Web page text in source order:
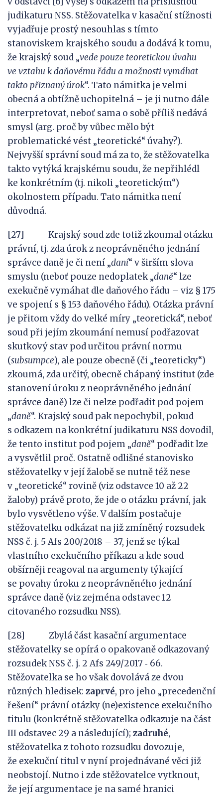
judikaturu NSS. Stěžovatelka v kasační stížnosti
vyjadřuje prostý nesouhlas s tímto
stanoviskem krajského soudu a dodává k tomu,
že krajský soud „vede pouze teoretickou úvahu
ve vztahu kdaňovému řádu a možnosti vymáhat
takto přiznaný úrok“. Tato námitka je velmi
obecná a obtížně uchopitelná – je ji nutno dále
interpretovat, neboť sama o sobě příliš nedává
smysl (arg. proč by vůbec mělo být
problematické vést „teoretické“ úvahy?).
Nejvyšší správní soud má za to, že stěžovatelka
takto vytýká krajskému soudu, že nepřihlédl
ke konkrétním (tj. nikoli „teoretickým“)
okolnostem případu. Tato námitka není
důvodná.
[27] Krajský soud zde totiž zkoumal otázku
právní, tj. zda úrok z neoprávněného jednání
správce daně je či není „daní“ v širším slova
smyslu (neboť pouze nedoplatek „daně“ lze
exekučně vymáhat dle daňového řádu – viz § 175
ve spojení s § 153 daňového řádu). Otázka právní
je přitom vždy do velké míry „teoretická“, neboť
soud při jejím zkoumání nemusí podřazovat
skutkový stav pod určitou právní normu
(subsumpce), ale pouze obecně (či „teoreticky“)
zkoumá, zda určitý, obecně chápaný institut (zde
stanovení úroku z neoprávněného jednání
správce daně) lze či nelze podřadit pod pojem
„daně“. Krajský soud pak nepochybil, pokud
s odkazem na konkrétní judikaturu NSS dovodil,
že tento institut pod pojem „daně“ podřadit lze
a vysvětlil proč. Ostatně odlišné stanovisko
stěžovatelky v její žalobě se nutně též nese
v „teoretické“ rovině (viz odstavce 10 až 22
žaloby) právě proto, že jde o otázku právní, jak
bylo vysvětleno výše. V dalším postačuje
stěžovatelku odkázat na již zmíněný rozsudek
NSS č. j. 5 Afs 200/2018 – 37, jenž se týkal
vlastního exekučního příkazu a kde soud
obšírněji reagoval na argumenty týkající
se povahy úroku z neoprávněného jednání
správce daně (viz zejména odstavec 12
citovaného rozsudku NSS).
[28] Zbylá část kasační argumentace
stěžovatelky se opírá o opakovaně odkazovaný
rozsudek NSS č. j. 2 Afs 249/2017 ‑ 66.
Stěžovatelka se ho však dovolává ze dvou
různých hledisek: zaprvé, pro jeho „precedenční
řešení“ právní otázky (ne)existence exekučního
titulu (konkrétně stěžovatelka odkazuje na část
III odstavec 29 a následující); zadruhé,
stěžovatelka z tohoto rozsudku dovozuje,
že exekuční titul v nyní projednávané věci již
neobstojí. Nutno i zde stěžovatelce vytknout,
že její argumentace je na samé hranici